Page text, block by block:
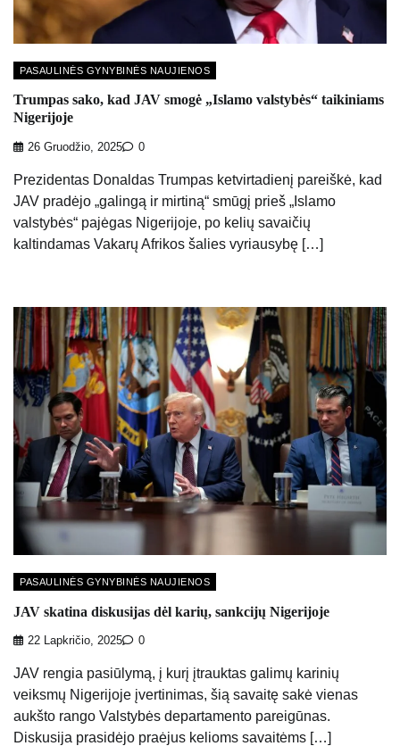
PASAULINĖS GYNYBINĖS NAUJIENOS
Trumpas sako, kad JAV smogė „Islamo valstybės“ taikiniams
Nigerijoje
26 Gruodžio, 2025 0
Prezidentas Donaldas Trumpas ketvirtadienį pareiškė, kad
JAV pradėjo „galingą ir mirtiną“ smūgį prieš „Islamo
valstybės“ pajėgas Nigerijoje, po kelių savaičių
kaltindamas Vakarų Afrikos šalies vyriausybę […]
PASAULINĖS GYNYBINĖS NAUJIENOS
JAV skatina diskusijas dėl karių, sankcijų Nigerijoje
22 Lapkričio, 2025 0
JAV rengia pasiūlymą, į kurį įtrauktas galimų karinių
veiksmų Nigerijoje įvertinimas, šią savaitę sakė vienas
aukšto rango Valstybės departamento pareigūnas.
Diskusija prasidėjo praėjus kelioms savaitėms […]